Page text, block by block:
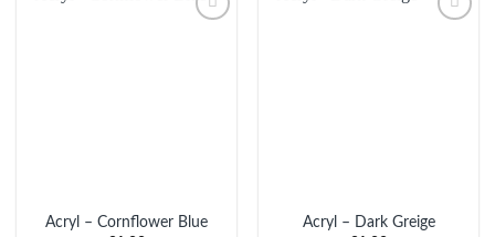
Acryl – Cornflower Blue
Acryl – Dark Greige